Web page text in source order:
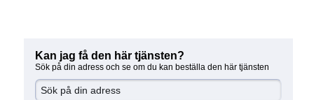
Kan jag få den här tjänsten?
Sök på din adress och se om du kan beställa den här tjänsten